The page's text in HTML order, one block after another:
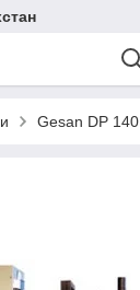
Gesan DP 140